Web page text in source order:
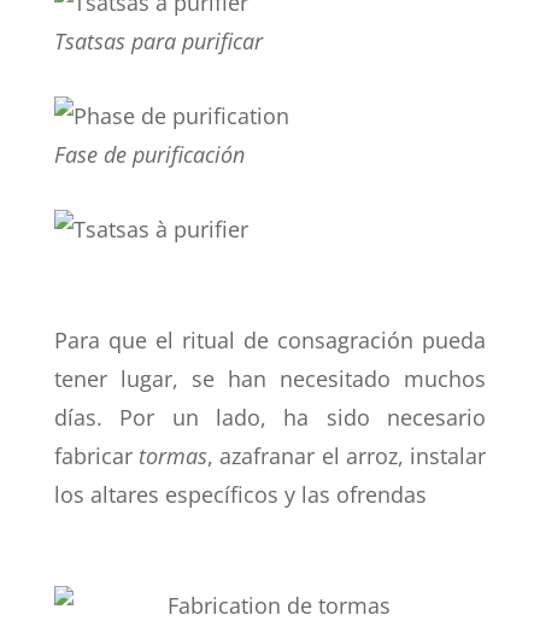
Tsatsas para purificar
Fase de purificación
Para que el ritual de consagración pueda
tener lugar, se han necesitado muchos
días. Por un lado, ha sido necesario
fabricartormas, azafranar el arroz, instalar
los altares específicos y las ofrendas